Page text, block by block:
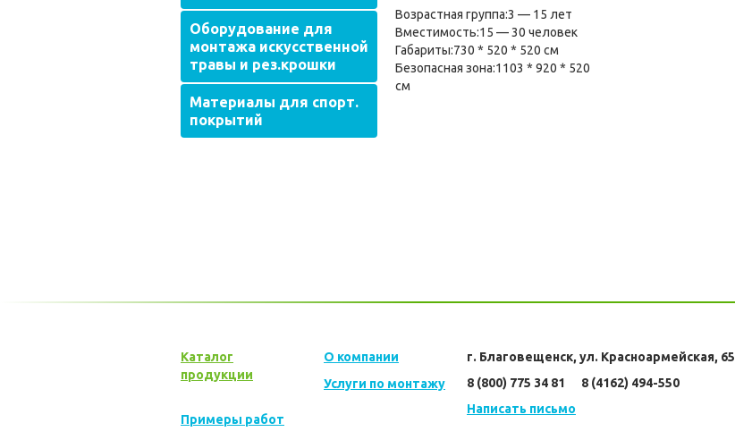
Оборудование для
монтажа искусственной
травы и рез.крошки
Материалы для спорт.
покрытий
Возрастная группа:3 — 15 лет
Вместимость:15 — 30 человек
Габариты:730 * 520 * 520 см
Безопасная зона:1103 * 920 * 520
см
Каталог
продукции
О компании
Услуги по монтажу
Примеры работ
г. Благовещенск, ул. Красноармейская, 65
8 (800) 775 34 81      8 (4162) 494-550
Написать письмо